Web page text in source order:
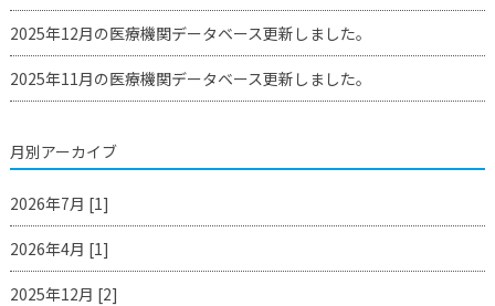
2025年12月の医療機関データベース更新しました。
2025年11月の医療機関データベース更新しました。
月別アーカイブ
2026年7月 [1]
2026年4月 [1]
2025年12月 [2]